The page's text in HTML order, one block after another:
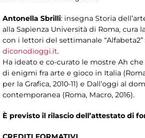
Antonella Sbrilli: insegna Storia
alla Sapienza Università di Roma, cura
con i lettori del settimanale
diconodioggi.it.
Ha ideato e co-curato le mostre Ah
di enigmi fra arte e gioco in Italia
per la Grafica, 2010-11) e Dall’oggi al
contemporanea (Roma, Macro, 2016).
È previsto il rilascio dell’attestato di